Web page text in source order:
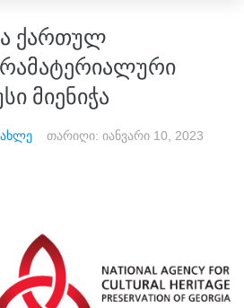
ქართულ
მიენიჭა
თარიღი: იანვარი 10, 2023